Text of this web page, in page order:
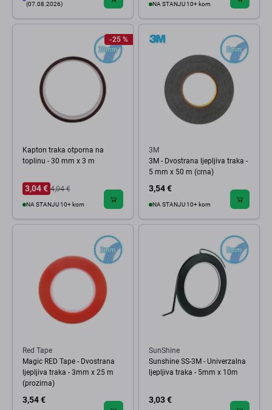
(07.08.2026)
NA STANJU 10+ kom
-25 %
Kapton traka otporna na
toplinu - 30 mm x 3 m
3,04 € 4,04 €
NA STANJU 10+ kom
3M
3M - Dvostrana ljepljiva traka -
5 mm x 50 m (crna)
3,54 €
NA STANJU 10+ kom
Red Tape
Magic RED Tape - Dvostrana
ljepljiva traka - 3mm x 25 m
(prozirna)
3,54 €
SunShine
Sunshine SS-3M - Univerzalna
ljepljiva traka - 5mm x 10m
3,03 €